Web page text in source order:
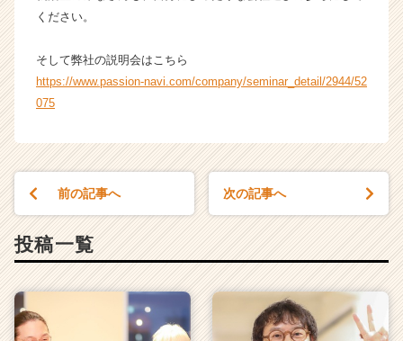
ください。
そして弊社の説明会はこちら
https://www.passion-navi.com/company/seminar_detail/2944/52
075
前の記事へ 次の記事へ
投稿一覧